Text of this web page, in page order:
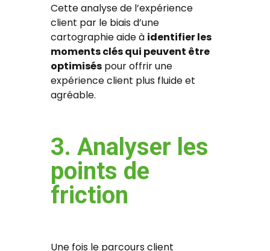
Cette analyse de l’expérience
client par le biais d’une
cartographie aide à identifier les
moments clés qui peuvent être
optimisés pour offrir une
expérience client plus fluide et
agréable.
3. Analyser les
points de
friction
Une fois le parcours client